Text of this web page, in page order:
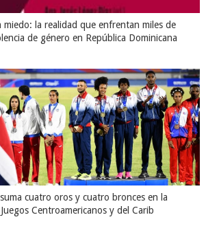
miedo: la realidad que enfrentan miles de
de género en República Dominicana
cuatro oros y cuatro bronces en la
Centroamericanos y del Carib